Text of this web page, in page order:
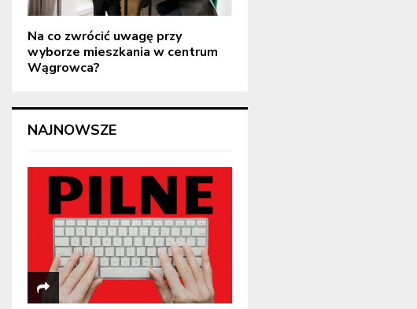
Na co zwrócić uwagę przy
wyborze mieszkania w centrum
Wągrowca?
NAJNOWSZE